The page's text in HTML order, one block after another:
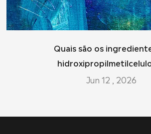
Quais são os
Jun 12 , 2026